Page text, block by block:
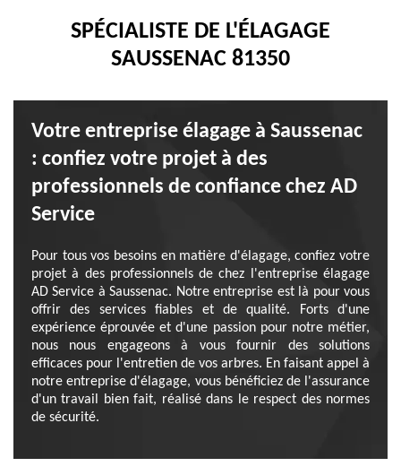
SPÉCIALISTE DE L'ÉLAGAGE
SAUSSENAC 81350
Votre entreprise élagage à Saussenac
: confiez votre projet à des
professionnels de confiance chez AD
Service
Pour tous vos besoins en matière d'élagage, confiez votre
projet à des professionnels de chez l'entreprise élagage
AD Service à Saussenac. Notre entreprise est là pour vous
offrir des services fiables et de qualité. Forts d'une
expérience éprouvée et d'une passion pour notre métier,
nous nous engageons à vous fournir des solutions
efficaces pour l'entretien de vos arbres. En faisant appel à
notre entreprise d'élagage, vous bénéficiez de l'assurance
d'un travail bien fait, réalisé dans le respect des normes
de sécurité.